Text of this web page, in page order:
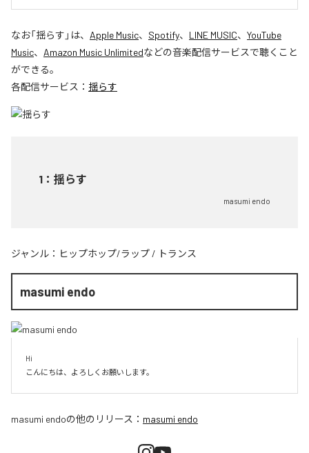
なお「揺らす 」は、 Apple Music、 Spotify、 LINE MUSIC、 YouTube
Music、 Amazon Music Unlimitedなどの音楽配信サービスで聴くこと
ができる。
各配信サービス： 揺らす
1 ： 揺らす
masumi endo
ジャンル： ヒップホップ/ラップ / トランス
masumi endo
Hi
こんにちは、よろしくお願いします。
masumi endoの他のリリース： masumi endo